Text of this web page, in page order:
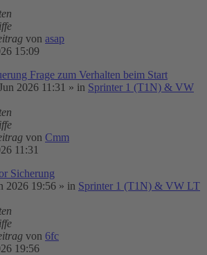
von asap
15:09
Frage zum Verhalten beim Start
2026 11:31 » in Sprinter 1 (T1N) & VW
von Cmm
11:31
Sicherung
2026 19:56 » in Sprinter 1 (T1N) & VW LT
von 6fc
19:56